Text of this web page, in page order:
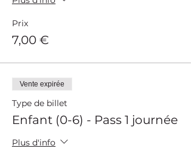
Prix
7,00 €
Vente expirée
Type de billet
Enfant (0-6) - Pass 1 journée
Plus d'info